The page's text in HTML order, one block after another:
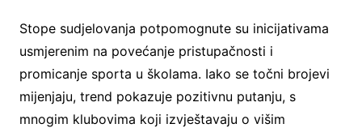
Stope sudjelovanja potpomognute su inicijativama
usmjerenim na povećanje pristupačnosti i
promicanje sporta u školama. Iako se točni brojevi
mijenjaju, trend pokazuje pozitivnu putanju, s
mnogim klubovima koji izvještavaju o višim